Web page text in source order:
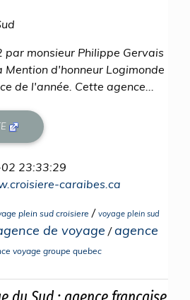
par monsieur Philippe Gervais
d'honneur Logimonde
de l'année. Cette agence...
23:33:29
caraibes.ca
plein sud croisiere / voyage plein sud
de voyage /agence
voyage groupe quebec